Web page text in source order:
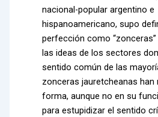
nacional-popular argentino e
hispanoamericano, supo
perfección como
las ideas de los sectores
sentido común de las
zonceras jauretcheanas han
forma, aunque no en su
para estupidizar el sentido